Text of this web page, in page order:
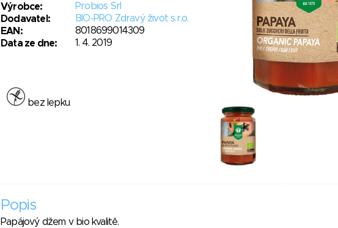
Výrobce:
Probios Srl
Dodavatel:
BIO-PRO Zdravý život s.r.o.
EAN:
8018699014309
Data ze dne:
1. 4. 2019
bez lepku
Popis
Papájový džem v bio kvalitě.